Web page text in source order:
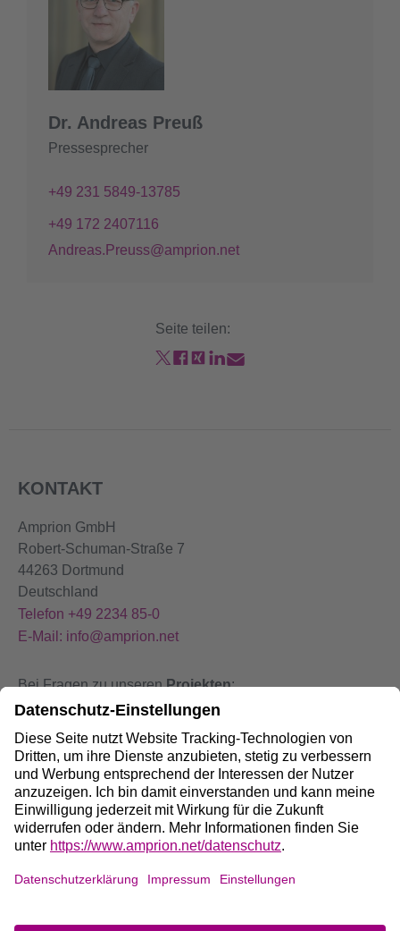
Dr. Andreas Preuß
Pressesprecher
+49 231 5849-13785
+49 172 2407116
Andreas.Preuss@amprion.net
Seite teilen:
KONTAKT
Amprion GmbH
Robert-Schuman-Straße 7
44263 Dortmund
Deutschland
Telefon +49 2234 85-0
E-Mail: info@amprion.net
Bei Fragen zu unserenProjekten:
+49 800 584 9000
BeiStörungen an unseren Anlagen:
+49 800 490 4000
Social Media: